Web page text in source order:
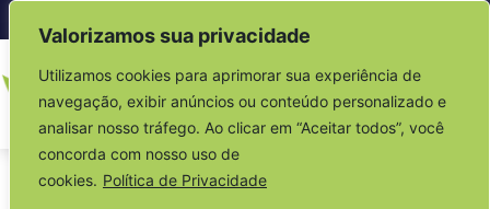
Valorizamos sua privacidade
Utilizamos cookies para aprimorar sua experiência de
navegação, exibir anúncios ou conteúdo personalizado e
analisar nosso tráfego. Ao clicar em “Aceitar todos”, você
concorda com nosso uso de
cookies. Política de Privacidade
EDITAL N° 004/2026